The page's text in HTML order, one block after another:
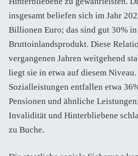
insgesamt beliefen sich im Jahr
Billionen Euro; das sind gut 30%
Bruttoinlandsprodukt. Diese
vergangenen Jahren weitgehend
liegt sie in etwa auf diesem Niveau.
Sozialleistungen entfallen etwa
Pensionen und ähnliche
Invalidität und Hinterbliebene
zu Buche.